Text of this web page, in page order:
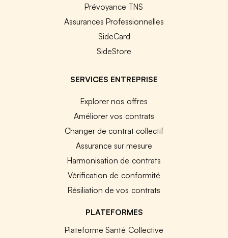
Prévoyance TNS
Assurances Professionnelles
SideCard
SideStore
SERVICES ENTREPRISE
Explorer nos offres
Améliorer vos contrats
Changer de contrat collectif
Assurance sur mesure
Harmonisation de contrats
Vérification de conformité
Résiliation de vos contrats
PLATEFORMES
Plateforme Santé Collective